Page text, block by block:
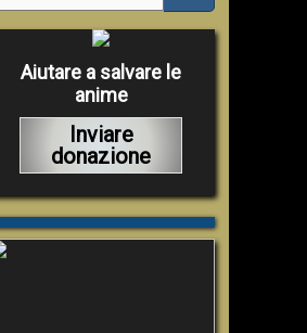
Aiutare a salvare le
anime
Inviare
donazione